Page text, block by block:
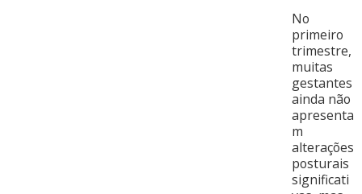
No
primeiro
trimestre,
muitas
gestantes
ainda não
apresenta
m
alterações
posturais
significati